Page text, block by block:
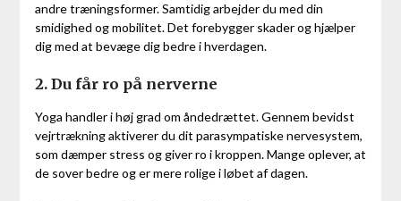
andre træningsformer. Samtidig arbejder du med din
smidighed og mobilitet. Det forebygger skader og hjælper
dig med at bevæge dig bedre i hverdagen.
2. Du får ro på nerverne
Yoga handler i høj grad om åndedrættet. Gennem bevidst
vejrtrækning aktiverer du dit parasympatiske nervesystem,
som dæmper stress og giver ro i kroppen. Mange oplever, at
de sover bedre og er mere rolige i løbet af dagen.